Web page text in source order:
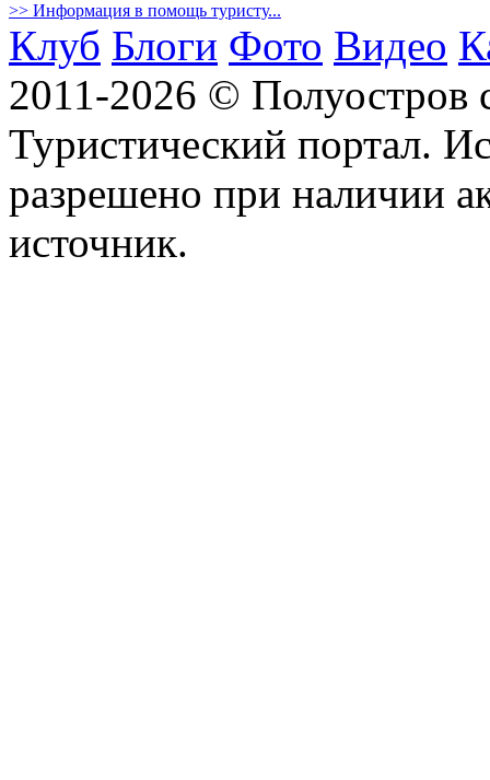
>> Информация в помощь туристу...
Клуб Блоги Фото Видео
2011-2026 ©
Туристический портал.
разрешено при наличии
источник.